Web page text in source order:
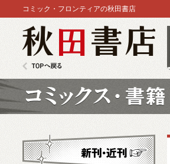
コミック・フロンティアの秋田書店